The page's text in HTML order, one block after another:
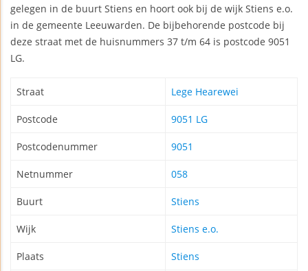
gelegen in de buurt Stiens en hoort ook bij de wijk Stiens e.o.
in de gemeente Leeuwarden. De bijbehorende postcode bij
deze straat met de huisnummers 37 t/m 64 is postcode 9051
LG.
Straat Lege Hearewei
Postcode 9051 LG
Postcodenummer 9051
Netnummer 058
Buurt Stiens
Wijk Stiens e.o.
Plaats Stiens